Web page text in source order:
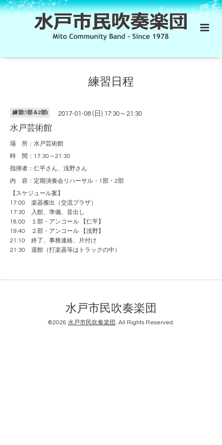
練習日程
練習(1部＆2部) 2017-01-08 (日) 17:30～21:30
水戸芸術館
場 所：水戸芸術館
時 間：17:30～21:30
指揮者：仁平さん、浅野さん
内 容：定期演奏会リハーサル・1部・2部
【スケジュール案】
17:00 楽器搬出（交流プラザ）
17:30 入館、準備、音出し
18:00 １部・アンコール 【仁平】
19:40 ２部・アンコール 【浅野】
21:10 終了、事務連絡、片付け
21:30 退館（打楽器等はトラックの中）
水戸市民吹奏楽団
©2026 水戸市民吹奏楽団 . All Rights Reserved.